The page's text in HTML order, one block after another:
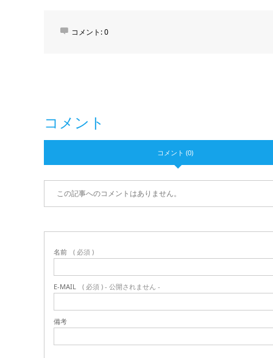
コメント:0
コメント
コメント (0)
この記事へのコメントはありません。
名前 ( 必須 )
E-MAIL ( 必須 ) - 公開されません -
備考